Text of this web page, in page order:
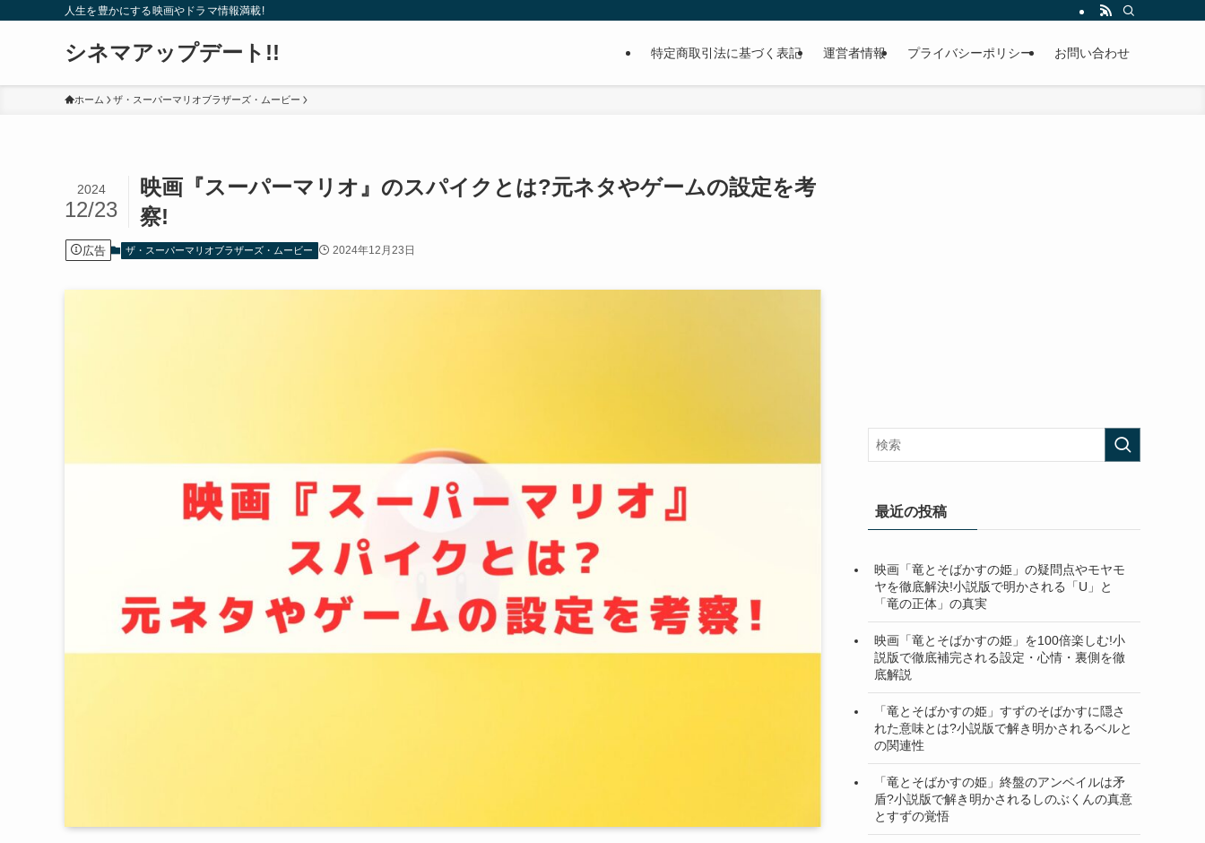
人生を豊かにする映画やドラマ情報満載!
シネマアップデート!! 特定商取引法に基づく表記 運営者情報 プライバシーポリシー お問い合わせ
ホーム ザ・スーパーマリオブラザーズ・ムービー
映画『スーパーマリオ』のスパイクとは?元ネタやゲームの設定を考
察!
2024
12/23
広告 ザ・スーパーマリオブラザーズ・ムービー 2024年12月23日
最近の投稿
映画「竜とそばかすの姫」の疑問点やモヤモ
ヤを徹底解決!小説版で明かされる「U」と
「竜の正体」の真実
映画「竜とそばかすの姫」を100倍楽しむ!小
説版で徹底補完される設定・心情・裏側を徹
底解説
「竜とそばかすの姫」すずのそばかすに隠さ
れた意味とは?小説版で解き明かされるベルと
の関連性
「竜とそばかすの姫」終盤のアンベイルは矛
盾?小説版で解き明かされるしのぶくんの真意
とすずの覚悟